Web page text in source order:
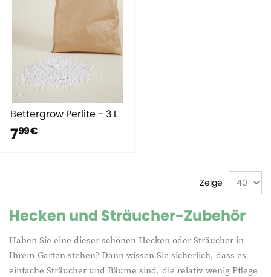
Bettergrow Perlite - 3 L
799 €
Zeige
Hecken und Sträucher-Zubehör
Haben Sie eine dieser schönen Hecken oder Sträucher in
Ihrem Garten stehen? Dann wissen Sie sicherlich, dass es
einfache Sträucher und Bäume sind, die relativ wenig Pflege